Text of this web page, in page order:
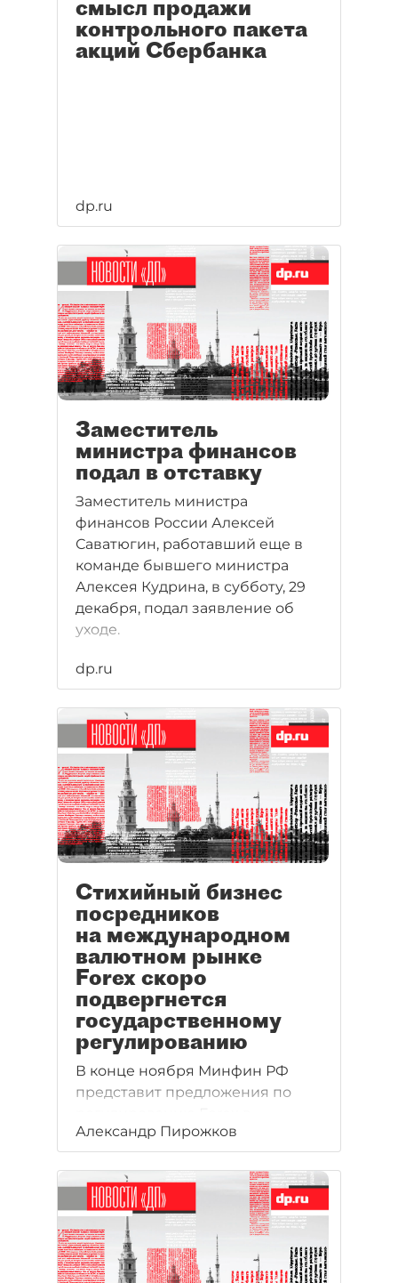
смысл продажи
контрольного пакета
акций Сбербанка
dp.ru
Заместитель
министра финансов
подал в отставку
Заместитель министра
финансов России Алексей
Саватюгин, работавший еще в
команде бывшего министра
Алексея Кудрина, в субботу, 29
декабря, подал заявление об
уходе.
dp.ru
Стихийный бизнес
посредников
на международном
валютном рынке
Forex скоро
подвергнется
государственному
регулированию
В конце ноября Минфин РФ
представит предложения по
правительство РФ. Чиновники
утверждают, что это инициатива
самих участников рынка Forex.
Александр Пирожков